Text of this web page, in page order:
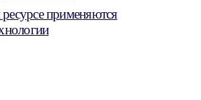
применяются